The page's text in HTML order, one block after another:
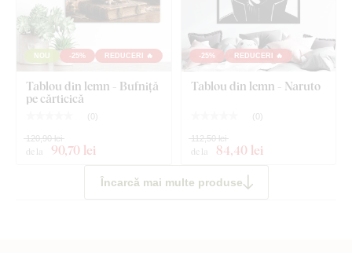
NOU -25% REDUCERI 🔥
Tablou din lemn - Bufniță
pe cărticică
( 0)
de la 90,70 lei
120,90 lei
-25% REDUCERI 🔥
Tablou din lemn - Naruto
( 0)
de la 84,40 lei
112,50 lei
Încarcă mai multe produse